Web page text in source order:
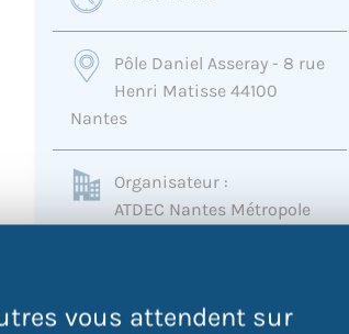
vous attendent sur
Pôle Daniel Asseray - 8 rue
Henri Matisse 44100
Nantes
Organisateur :
ATDEC Nantes Métropole